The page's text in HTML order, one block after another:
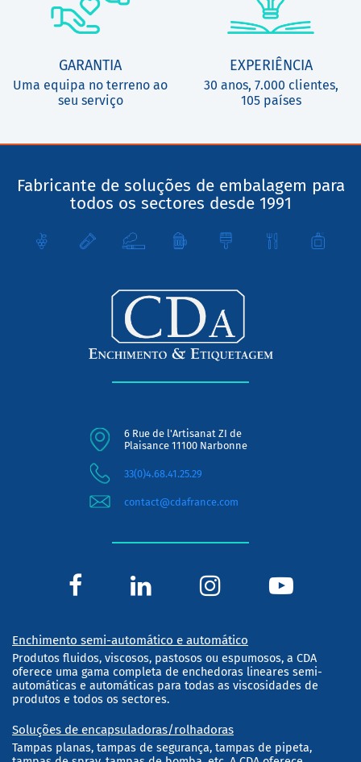
GARANTIA
Uma equipa no terreno ao
seu serviço
EXPERIÊNCIA
30 anos, 7.000 clientes,
105 países
Fabricante de soluções de embalagem para
todos os sectores desde 1991
6 Rue de l'Artisanat ZI de
Plaisance 11100 Narbonne
33(0)4.68.41.25.29
contact@cdafrance.com
Enchimento semi-automático e automático
Produtos fluidos, viscosos, pastosos ou espumosos, a CDA
oferece uma gama completa de enchedoras lineares semi-
automáticas e automáticas para todas as viscosidades de
produtos e todos os sectores.
Soluções de encapsuladoras/rolhadoras
Tampas planas, tampas de segurança, tampas de pipeta,